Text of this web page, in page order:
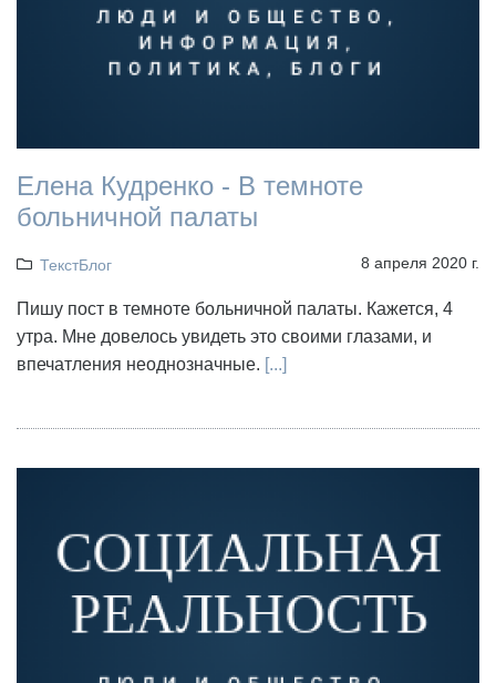
Елена Кудренко - В темноте
больничной палаты
ТекстБлог 8 апреля 2020 г.
Пишу пост в темноте больничной палаты. Кажется, 4
утра. Мне довелось увидеть это своими глазами, и
впечатления неоднозначные. [...]